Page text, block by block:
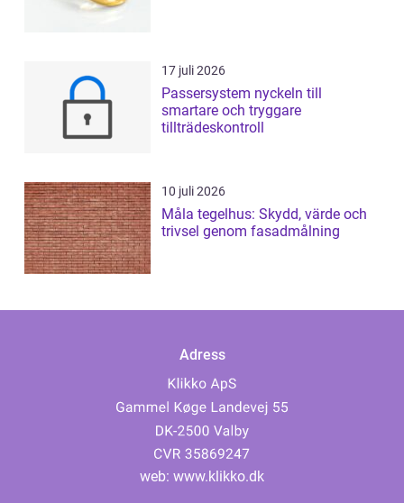
17 juli 2026
Passersystem nyckeln till
smartare och tryggare
tillträdeskontroll
10 juli 2026
Måla tegelhus: Skydd, värde och
trivsel genom fasadmålning
Adress
web: www.klikko.dk